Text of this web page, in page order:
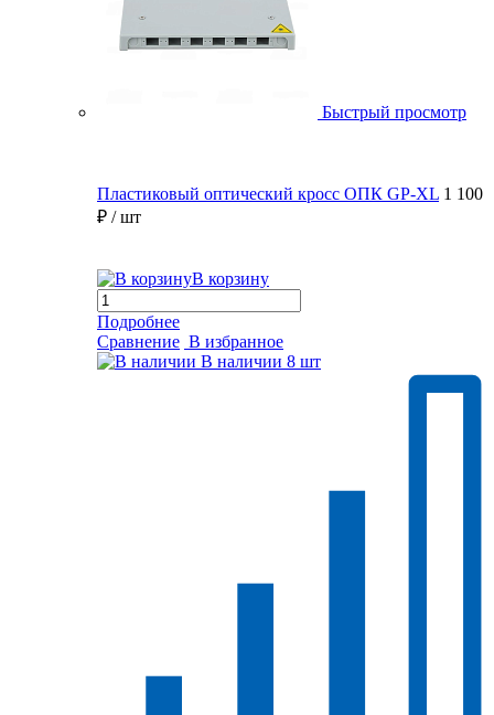
Быстрый просмотр
Пластиковый оптический кросс ОПК GP-XL 1 100
₽ / шт
В корзину
Подробнее
Сравнение В избранное
В наличии 8 шт